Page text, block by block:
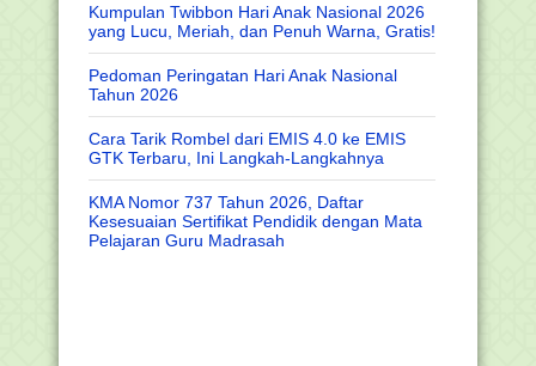
Kumpulan Twibbon Hari Anak Nasional 2026
yang Lucu, Meriah, dan Penuh Warna, Gratis!
Pedoman Peringatan Hari Anak Nasional
Tahun 2026
Cara Tarik Rombel dari EMIS 4.0 ke EMIS
GTK Terbaru, Ini Langkah-Langkahnya
KMA Nomor 737 Tahun 2026, Daftar
Kesesuaian Sertifikat Pendidik dengan Mata
Pelajaran Guru Madrasah